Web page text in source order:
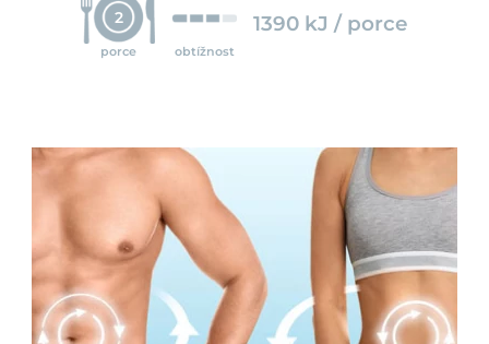
2
porce obtížnost
1390 kJ / porce